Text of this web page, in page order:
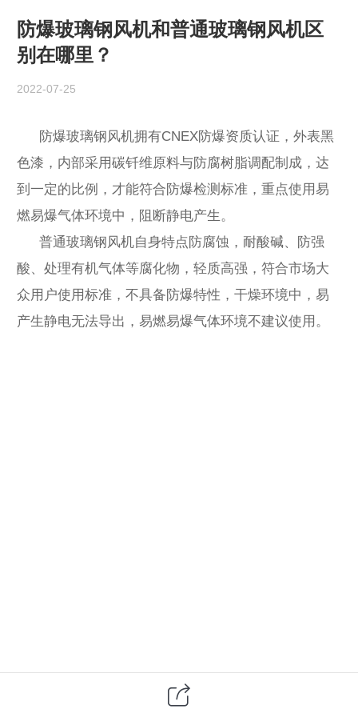
防爆玻璃钢风机和普通玻璃钢风机区
别在哪里？
2022-07-25
防爆玻璃钢风机拥有CNEX防爆资质认证，外表黑
色漆，内部采用碳钎维原料与防腐树脂调配制成，达
到一定的比例，才能符合防爆检测标准，重点使用易
燃易爆气体环境中，阻断静电产生。
普通玻璃钢风机自身特点防腐蚀，耐酸碱、防强
酸、处理有机气体等腐化物，轻质高强，符合市场大
众用户使用标准，不具备防爆特性，干燥环境中，易
产生静电无法导出，易燃易爆气体环境不建议使用。